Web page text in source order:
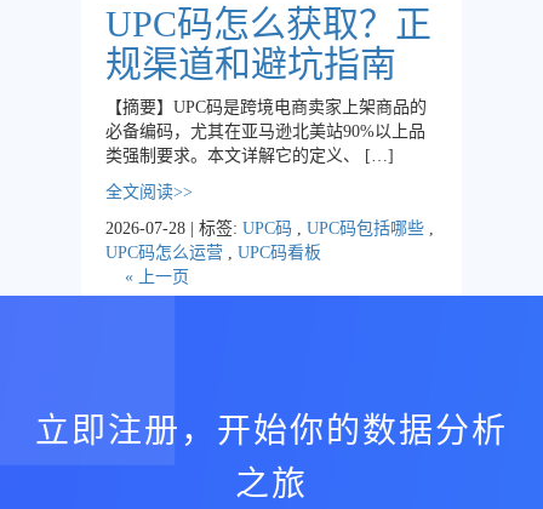
UPC码怎么获取？正
规渠道和避坑指南
【摘要】UPC码是跨境电商卖家上架商品的
必备编码，尤其在亚马逊北美站90%以上品
类强制要求。本文详解它的定义、 […]
全文阅读>>
2026-07-28 | 标签:UPC码 ,UPC码包括哪些 ,
UPC码怎么运营 ,UPC码看板
« 上一页
立即注册，开始你的数据分析
之旅